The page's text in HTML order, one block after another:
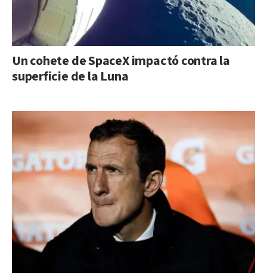
Un cohete de SpaceX impactó contra la
superficie de la Luna